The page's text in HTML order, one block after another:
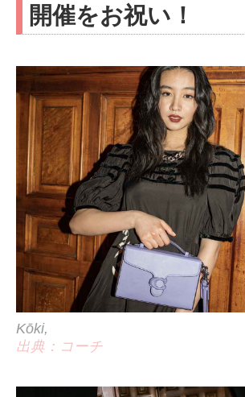
開催をお祝い！
Kōki,
出典：コーチ